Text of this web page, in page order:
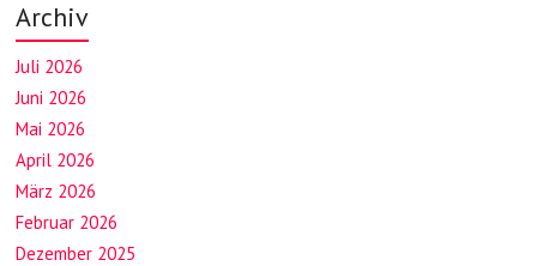
Archiv
Juli 2026
Juni 2026
Mai 2026
April 2026
März 2026
Februar 2026
Dezember 2025